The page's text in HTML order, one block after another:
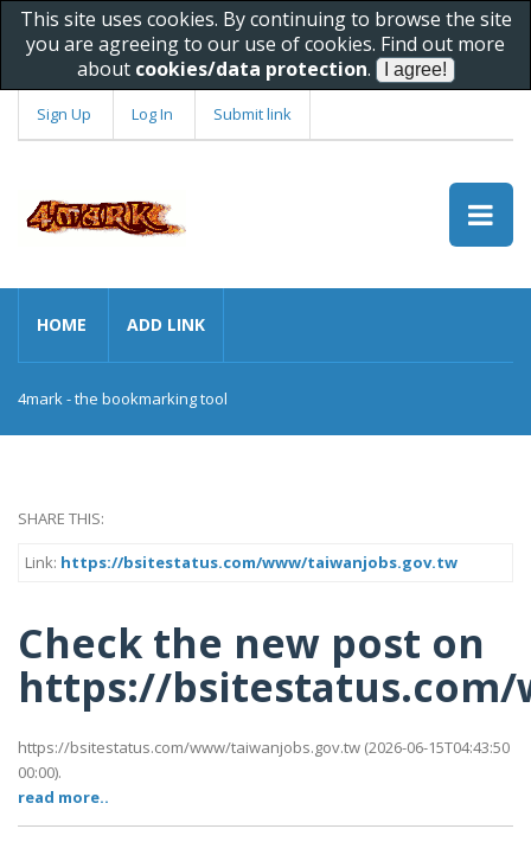
This site uses cookies. By continuing to browse the site
you are agreeing to our use of cookies. Find out more
about cookies/data protection.
Sign Up Log In Submit link
HOME ADD LINK
4mark - the bookmarking tool
SHARE THIS:
Link: https://bsitestatus.com/www/taiwanjobs.gov.tw
Check the new post on
https://
https://bsitestatus.com/www/taiwanjobs.gov.tw (2026-06-15T04:43:50
00:00).
read more..